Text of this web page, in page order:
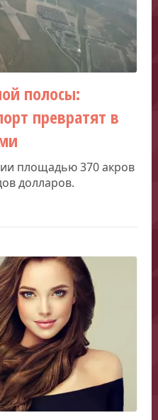
полосы:
превратят в
площадью 370 акров
долларов.